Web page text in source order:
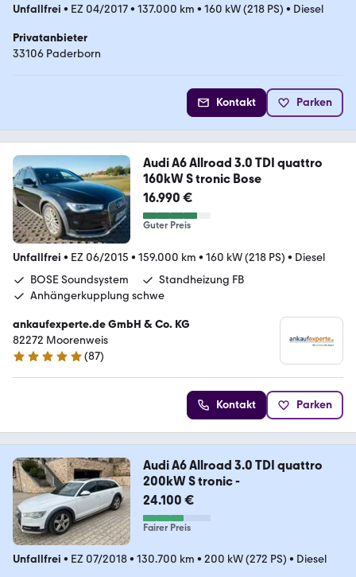
Unfallfrei • EZ 04/2017• 137.000 km • 160 kW (218 PS) • Diesel
Privatanbieter
33106 Paderborn
Kontakt Parken
Audi A6 Allroad 3.0 TDI quattro
160kW S tronic Bose
16.990 €
Guter Preis
Unfallfrei • EZ 06/2015 • 159.000 km • 160 kW (218 PS) • Diesel
BOSE Soundsystem
Standheizung FB
Anhängerkupplung schwe
ankaufexperte.de GmbH & Co. KG
82272 Moorenweis
4.9 Sterne
(87)
Kontakt Parken
Audi A6 Allroad 3.0 TDI quattro
200kW S tronic -
24.100 €
Fairer Preis
Unfallfrei • EZ 07/2018• 130.700 km • 200 kW (272 PS) • Diesel